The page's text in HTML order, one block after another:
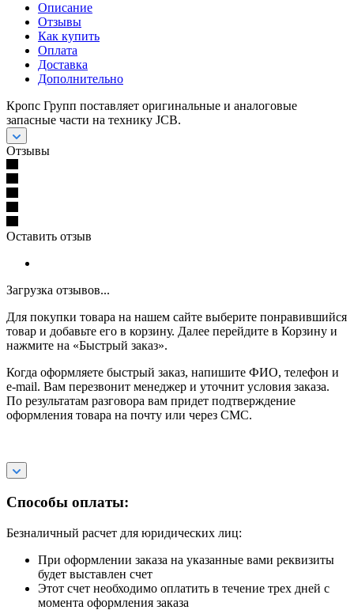
Описание
Отзывы
Как купить
Оплата
Доставка
Дополнительно
Кропс Групп поставляет оригинальные и аналоговые
запасные части на технику JCB.
Отзывы
Оставить отзыв
Загрузка отзывов...
Для покупки товара на нашем сайте выберите понравившийся
товар и добавьте его в корзину. Далее перейдите в Корзину и
нажмите на «Быстрый заказ».
Когда оформляете быстрый заказ, напишите ФИО, телефон и
e-mail. Вам перезвонит менеджер и уточнит условия заказа.
По результатам разговора вам придет подтверждение
оформления товара на почту или через СМС.
Способы оплаты:
Безналичный расчет для юридических лиц:
При оформлении заказа на указанные вами реквизиты
будет выставлен счет
Этот счет необходимо оплатить в течение трех дней с
момента оформления заказа